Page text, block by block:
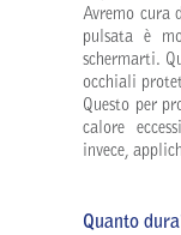
Avremo cura
pulsata è
schermarti.
occhiali
Questo per
calore
invece,
Quanto